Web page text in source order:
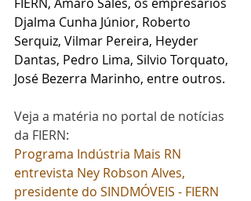
Djalma Cunha Júnior, Roberto
Serquiz, Vilmar Pereira, Heyder
Dantas, Pedro Lima, Silvio Torquato,
José Bezerra Marinho, entre outros.
Veja a matéria no portal de notícias
da FIERN:
Programa Indústria Mais RN
entrevista Ney Robson Alves,
presidente do SINDMÓVEIS - FIERN